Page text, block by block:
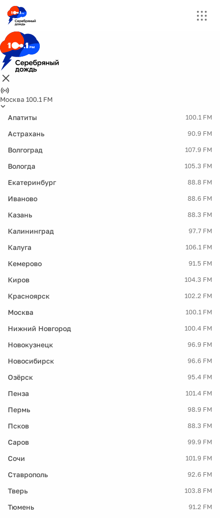
Москва 100.1 FM
Апатиты 100.1 FM
Астрахань 90.9 FM
Волгоград 107.9 FM
Вологда 105.3 FM
Екатеринбург 88.8 FM
Иваново 88.6 FM
Казань 88.3 FM
Калининград 97.7 FM
Калуга 106.1 FM
Кемерово 91.5 FM
Киров 104.3 FM
Красноярск 102.2 FM
Москва 100.1 FM
Нижний Новгород 100.4 FM
Новокузнецк 96.9 FM
Новосибирск 96.6 FM
Озёрск 95.4 FM
Пенза 101.4 FM
Пермь 98.9 FM
Псков 88.3 FM
Саров 99.9 FM
Сочи 101.9 FM
Ставрополь 92.6 FM
Тверь 103.8 FM
Тюмень 91.2 FM